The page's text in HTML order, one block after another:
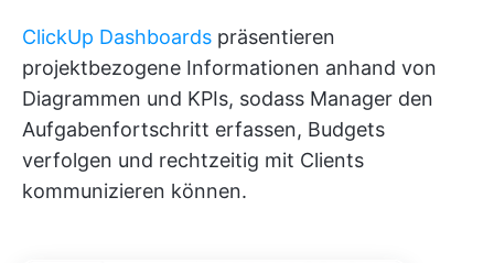
ClickUp Dashboards präsentieren
projektbezogene Informationen anhand von
Diagrammen und KPIs, sodass Manager den
Aufgabenfortschritt erfassen, Budgets
verfolgen und rechtzeitig mit Clients
kommunizieren können.